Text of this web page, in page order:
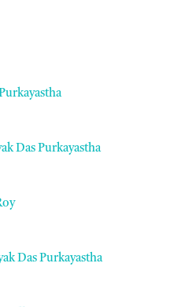
Das Purkayastha
Das Purkayastha